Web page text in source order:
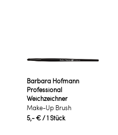
Barbara Hofmann
Professional
Weichzeichner
Make-Up Brush
5,- €/ 1 Stück